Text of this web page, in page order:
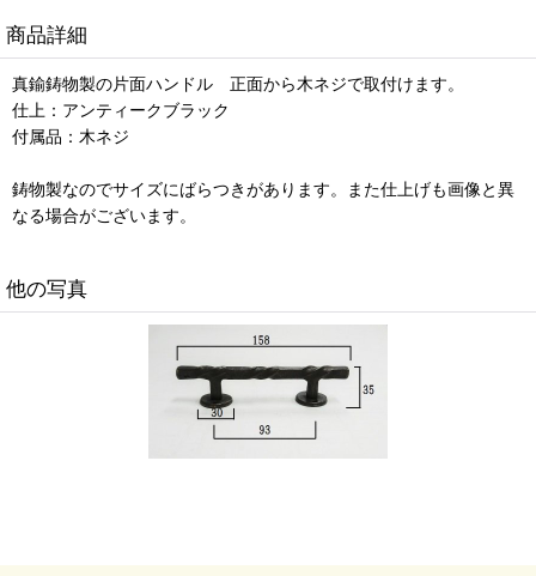
商品詳細
真鍮鋳物製の片面ハンドル 正面から木ネジで取付けます。
仕上：アンティークブラック
付属品：木ネジ
鋳物製なのでサイズにばらつきがあります。また仕上げも画像と異
なる場合がございます。
他の写真